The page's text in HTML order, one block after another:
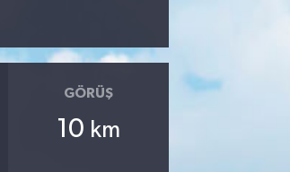
GÖRÜŞ
10 km